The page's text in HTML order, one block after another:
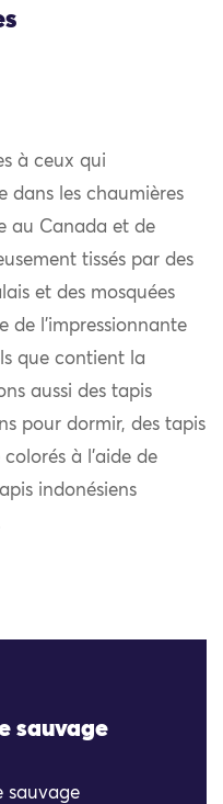
à ceux qui
dans les chaumières
au Canada et de
tissés par des
et des mosquées
de l’impressionnante
que contient la
aussi des tapis
pour dormir, des tapis
à l’aide de
indonésiens
sauvage
sauvage